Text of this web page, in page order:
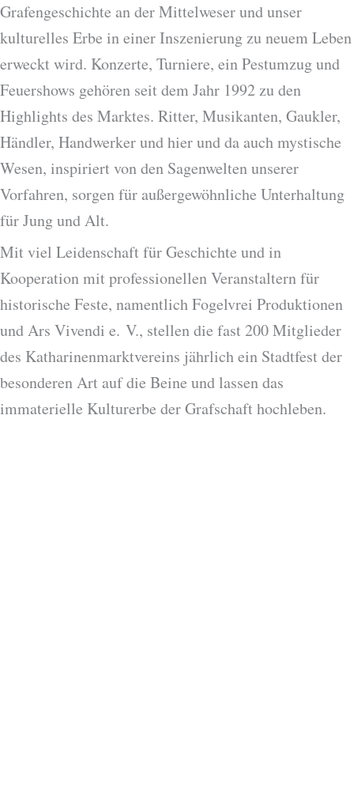
Grafengeschichte an der Mittelweser und unser
kulturelles Erbe in einer Inszenierung zu neuem Leben
erweckt wird. Konzerte, Turniere, ein Pestumzug und
Feuershows gehören seit dem Jahr 1992 zu den
Highlights des Marktes. Ritter, Musikanten, Gaukler,
Händler, Handwerker und hier und da auch mystische
Wesen, inspiriert von den Sagenwelten unserer
Vorfahren, sorgen für außergewöhnliche Unterhaltung
für Jung und Alt.
Mit viel Leidenschaft für Geschichte und in
Kooperation mit professionellen Veranstaltern für
historische Feste, namentlich Fogelvrei Produktionen
und Ars Vivendi e. V., stellen die fast 200 Mitglieder
des Katharinenmarktvereins jährlich ein Stadtfest der
besonderen Art auf die Beine und lassen das
immaterielle Kulturerbe der Grafschaft hochleben.